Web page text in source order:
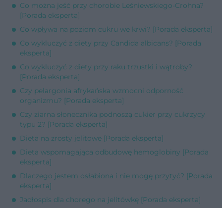
Co można jeść przy chorobie Leśniewskiego-Crohna?
[Porada eksperta]
Co wpływa na poziom cukru we krwi? [Porada eksperta]
Co wykluczyć z diety przy Candida albicans? [Porada
eksperta]
Co wykluczyć z diety przy raku trzustki i wątroby?
[Porada eksperta]
Czy pelargonia afrykańska wzmocni odporność
organizmu? [Porada eksperta]
Czy ziarna słonecznika podnoszą cukier przy cukrzycy
typu 2? [Porada eksperta]
Dieta na zrosty jelitowe [Porada eksperta]
Dieta wspomagająca odbudowę hemoglobiny [Porada
eksperta]
Dlaczego jestem osłabiona i nie mogę przytyć? [Porada
eksperta]
Jadłospis dla chorego na jelitówkę [Porada eksperta]